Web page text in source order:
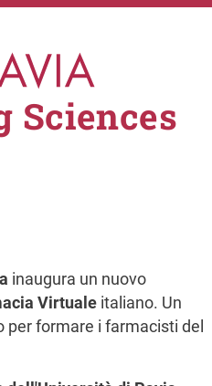
Sciences
inaugura un nuovo
Virtualeitaliano. Un
formare i farmacisti del